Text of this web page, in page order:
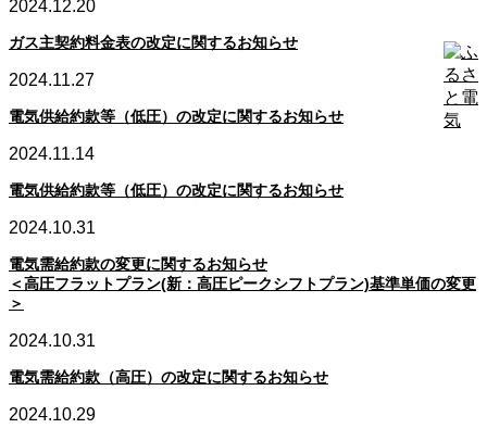
2024.12.20
ガス主契約料金表の改定に関するお知らせ
2024.11.27
電気供給約款等（低圧）の改定に関するお知らせ
2024.11.14
電気供給約款等（低圧）の改定に関するお知らせ
2024.10.31
電気需給約款の変更に関するお知らせ
＜高圧フラットプラン(新：高圧ピークシフトプラン)基準単価の変更
＞
2024.10.31
電気需給約款（高圧）の改定に関するお知らせ
2024.10.29